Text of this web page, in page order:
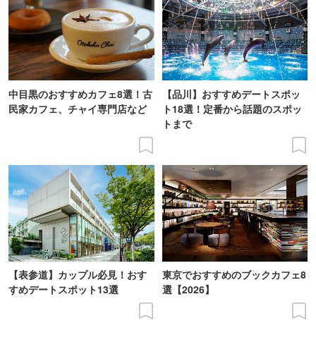
中目黒のおすすめカフェ8選！古
民家カフェ、チャイ専門店など
【品川】おすすめデートスポッ
ト18選！定番から話題のスポッ
トまで
【表参道】カップル必見！おす
すめデートスポット13選
東京でおすすめのブックカフェ8
選【2026】